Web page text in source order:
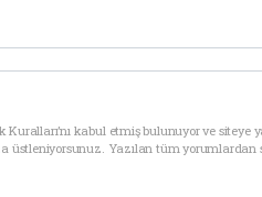
kabul etmiş bulunuyor ve siteye
üstleniyorsunuz. Yazılan tüm